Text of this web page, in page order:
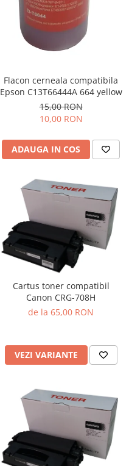
Flacon cerneala compatibila
Epson C13T66444A 664 yellow
15,00 RON
10,00 RON
ADAUGA IN COS
Cartus toner compatibil
Canon CRG-708H
de la 65,00 RON
VEZI VARIANTE